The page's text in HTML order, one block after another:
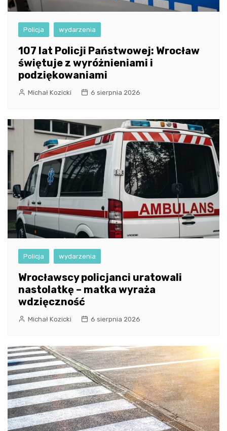
Policja wydarzenia
107 lat Policji Państwowej: Wrocław
świętuje z wyróżnieniami i
podziękowaniami
Michał Kozicki 6 sierpnia 2026
Policja wydarzenia
Wrocławscy policjanci uratowali
nastolatkę – matka wyraża
wdzięczność
Michał Kozicki 6 sierpnia 2026